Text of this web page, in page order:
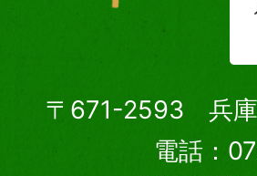
〒671-2593 兵庫
電話：